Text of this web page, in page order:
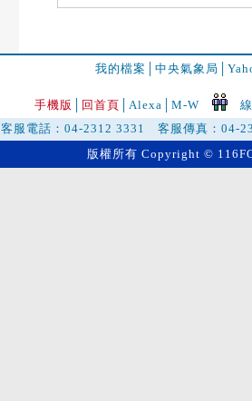
我的檔案 中央氣象局
手機版 回首頁 Alexa│ M-W
客服電話：04-2312 3331 客服傳真：
版權所有 Copyright ©